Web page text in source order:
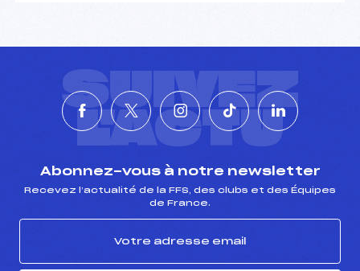
SUIVEZ
L'ACTU
Abonnez-vous à notre newsletter
Recevez l’actualité de la FFS, des clubs et des Équipes
de France.